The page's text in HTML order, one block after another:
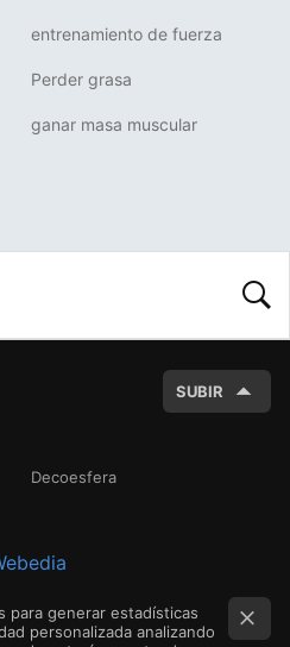
entrenamiento de fuerza
Perder grasa
ganar masa muscular
SUBIR
Decoesfera
para generar estadísticas
personalizada analizando